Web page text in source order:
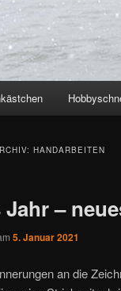
HANDARBEITEN
Jahr –
5. Januar 2021
an die